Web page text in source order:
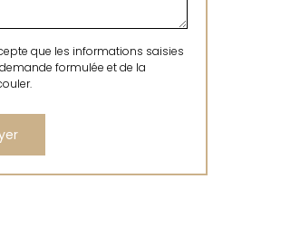
que les informations saisies
formulée et de la